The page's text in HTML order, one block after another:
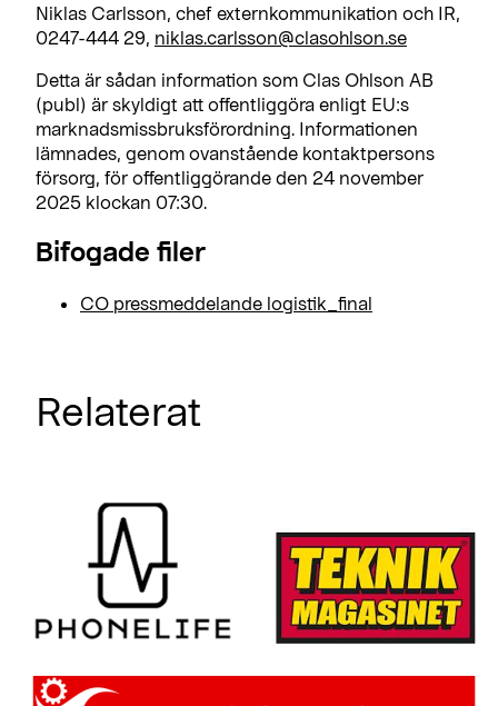
Niklas Carlsson, chef externkommunikation och IR,
0247-444 29, niklas.carlsson@clasohlson.se
Detta är sådan information som Clas Ohlson AB
(publ) är skyldigt att offentliggöra enligt EU:s
marknadsmissbruksförordning. Informationen
lämnades, genom ovanstående kontaktpersons
försorg, för offentliggörande den 24 november
2025 klockan 07:30.
Bifogade filer
CO pressmeddelande logistik_final
Relaterat